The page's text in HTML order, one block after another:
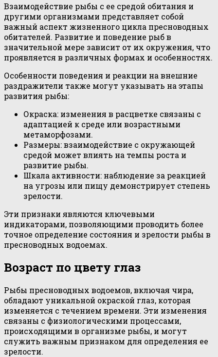
Взаимодействие рыбы с ее средой обитания и
другими организмами представляет собой
важный аспект жизненного цикла пресноводных
обитателей. Развитие и поведение рыб в
значительной мере зависит от их окружения, что
проявляется в различных формах и особенностях.
Особенности поведения и реакции на внешние
раздражители также могут указывать на этапы
развития рыбы:
Окраска: изменения в расцветке связаны с
адаптацией к среде или возрастными
метаморфозами.
Размеры: взаимодействие с окружающей
средой может влиять на темпы роста и
развитие рыбы.
Шкала активности: наблюдение за реакцией
на угрозы или пищу демонстрирует степень
зрелости.
Эти признаки являются ключевыми
индикаторами, позволяющими проводить более
точное определение состояния и зрелости рыбы в
пресноводных водоемах.
Возраст по цвету глаз
Рыбы пресноводных водоемов, включая чира,
обладают уникальной окраской глаз, которая
изменяется с течением времени. Эти изменения
связаны с физиологическими процессами,
происходящими в организме рыбы, и могут
служить важным признаком для определения ее
зрелости.